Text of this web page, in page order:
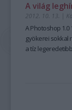
A világ
2012. 10. 13. |
A Photoshop
gyökerei sokkal
a tíz